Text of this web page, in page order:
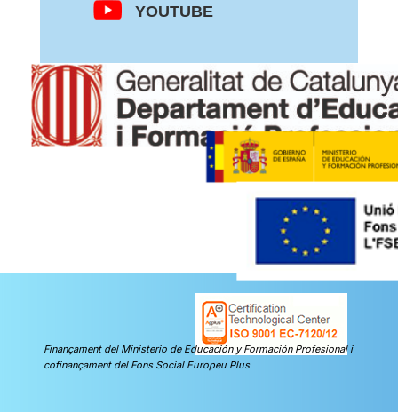
YOUTUBE
Finançament del Ministerio de Educación y Formación Profesional i
cofinançament del Fons Social Europeu Plus